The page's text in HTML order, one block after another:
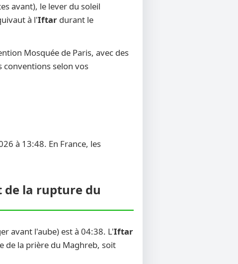
avant), le lever du soleil
à l'Iftar durant le
Mosquée de Paris, avec des
conventions selon vos
à 13:48. En France, les
la rupture du
avant l'aube) est à 04:38. L'Iftar
de la prière du Maghreb, soit